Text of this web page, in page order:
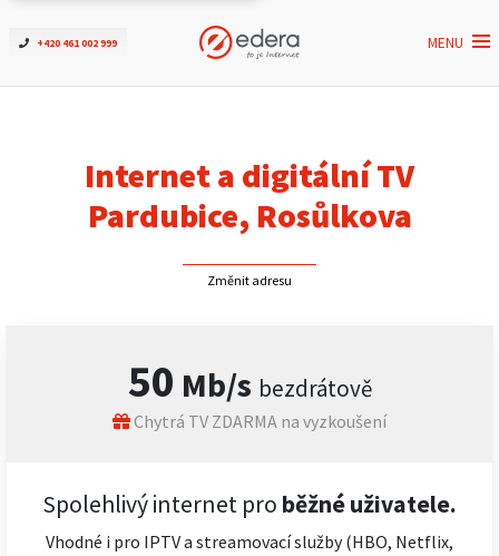
+420 461 002 999 MENU
Ověřit dostupnost
ČEZNET TV
Kontakt
Internet a digitální TV
Pardubice, Rosůlkova
Změnit adresu
50 Mb/s bezdrátově
Chytrá TV ZDARMA na vyzkoušení
Spolehlivý internet pro běžné uživatele.
Vhodné i pro IPTV a streamovací služby (HBO, Netflix,